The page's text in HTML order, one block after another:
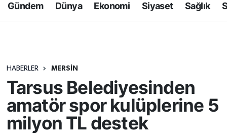
Gündem Dünya Ekonomi Siyaset Sağlık
HABERLER MERSIN
Tarsus Belediyesinden
amatör spor kulüplerine 5
milyon TL destek
Dünya
Ekonomi
Gündem
Kültür-Sanat
Tüm Manşetler
Haber Arşivi